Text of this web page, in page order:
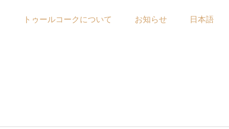
トゥールコークについて お知らせ 日本語